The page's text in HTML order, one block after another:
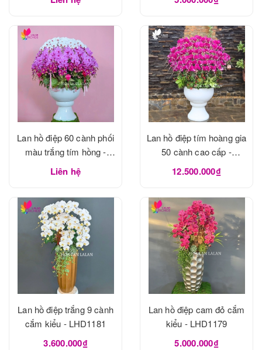
Lan hồ điệp 60 cành phối
màu trắng tím hồng -
LHD1183
Liên hệ
Lan hồ điệp tím hoàng gia
50 cành cao cấp -
LHD1182
12.500.000₫
Lan hồ điệp trắng 9 cành
cắm kiểu - LHD1181
3.600.000₫
Lan hồ điệp cam đỏ cắm
kiểu - LHD1179
5.000.000₫